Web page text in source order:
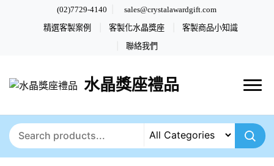
(02)7729-4140 sales@crystalawardgift.com
精選客製案例 客製化水晶獎座 客製商品小知識
聯絡我們
水晶獎座禮品